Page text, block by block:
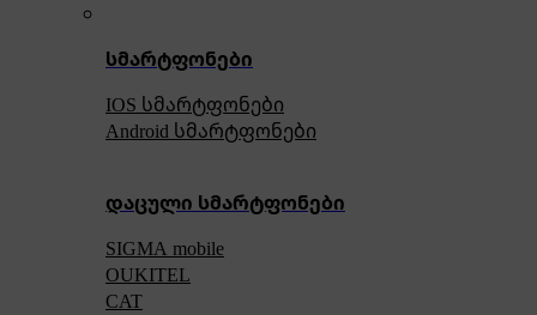
სმარტფონები
IOS სმარტფონები
Android სმარტფონები
დაცული სმარტფონები
SIGMA mobile
OUKITEL
CAT